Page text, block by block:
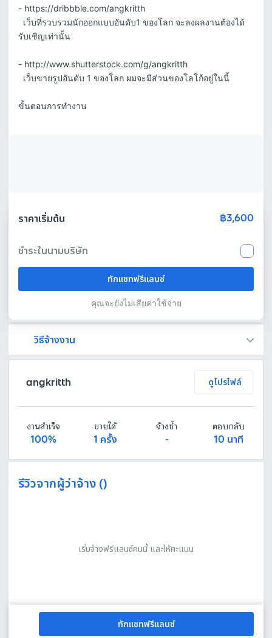
- https://dribbble.com/angkritth
รับเชิญเท่านั้น
- http://www.shutterstock.com/g/angkritth
ราคาเริ่มต้น ฿3,600
ชำระในนามบริษัท
ทักแชทฟรีแลนซ์
คุณจะยังไม่เสียค่าใช้จ่าย
วิธีจ้างงาน
angkritth ดูโปรไฟล์
งานสำเร็จ
100%
ขายได้
1 ครั้ง
จ้างซ้ำ
-
ตอบกลับ
10 นาที
รีวิวจากผู้ว่าจ้าง ()
เริ่มจ้างฟรีแลนซ์คนนี้ และให้คะแนน
ทักแชทฟรีแลนซ์